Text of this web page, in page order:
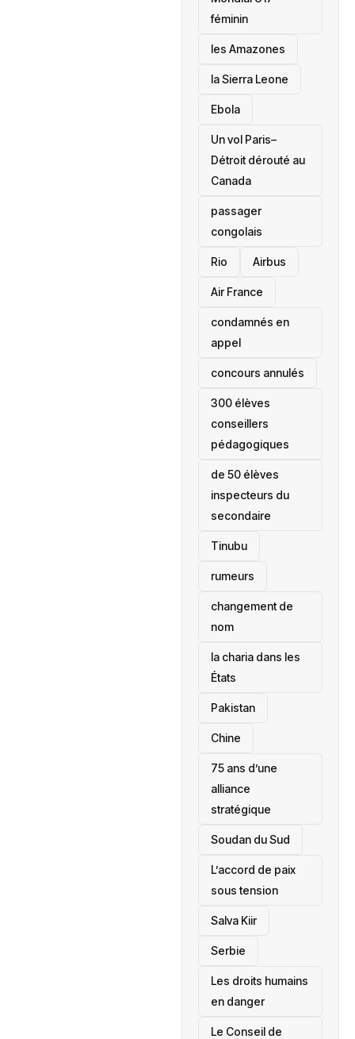
féminin
les Amazones
la Sierra Leone
‎Ebola
Un vol Paris–
Détroit dérouté au
Canada
passager
congolais
Rio Airbus
Air France
condamnés en
appel
concours annulés
300 élèves
conseillers
pédagogiques
de 50 élèves
inspecteurs du
secondaire
Tinubu
rumeurs
changement de
nom
la charia dans les
États
‎Pakistan
Chine
75 ans d’une
alliance
stratégique
‎Soudan du Sud
L’accord de paix
sous tension
Salva Kiir
‎Serbie
Les droits humains
en danger
‎Le Conseil de